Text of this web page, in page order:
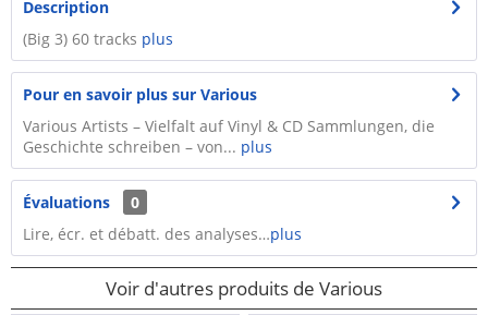
Description
(Big 3) 60 tracks plus
Pour en savoir plus sur Various
Various Artists – Vielfalt auf Vinyl & CD Sammlungen, die
Geschichte schreiben – von... plus
Évaluations
0
Lire, écr. et débatt. des analyses…plus
Voir d'autres produits de Various